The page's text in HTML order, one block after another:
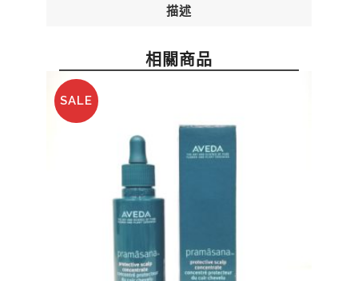
描述
相關商品
SALE